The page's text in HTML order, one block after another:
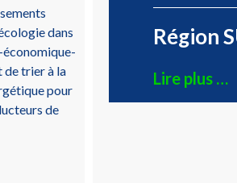
dans
de trier à la
pour
de
Région
Lire plus …